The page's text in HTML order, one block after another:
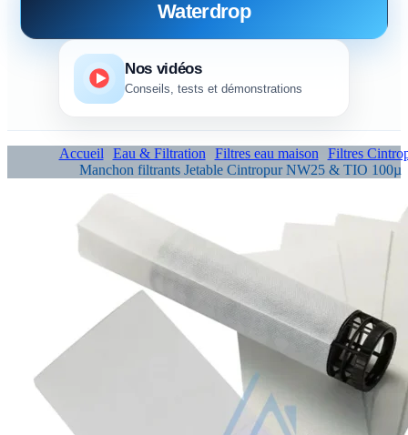
Waterdrop
Nos vidéos
Conseils, tests et démonstrations
Accueil Eau & Filtration Filtres eau maison
Filtres
Manchon filtrants Jetable Cintropur NW25 & TIO 100µ